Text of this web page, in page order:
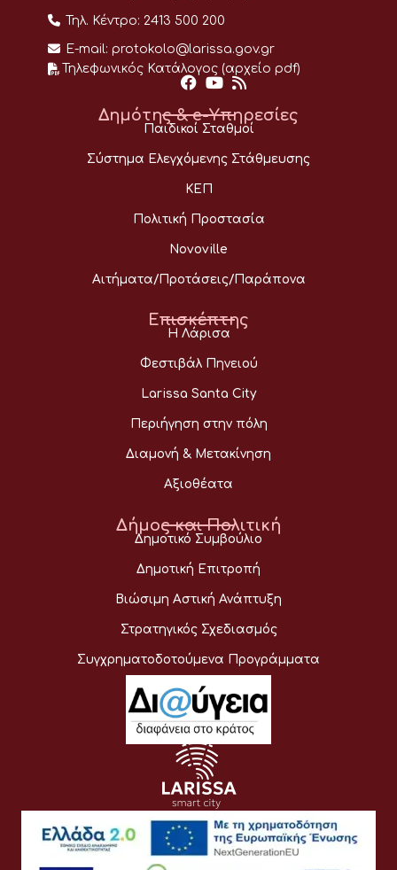
Τηλ. Κέντρο: 2413 500 200
E-mail: protokolo@larissa.gov.gr
Τηλεφωνικός Κατάλογος (αρχείο pdf)
Δημότης & e-Υπηρεσίες
Παιδικοί Σταθμοί
Σύστημα Ελεγχόμενης Στάθμευσης
ΚΕΠ
Πολιτική Προστασία
Novoville
Αιτήματα/Προτάσεις/Παράπονα
Επισκέπτης
Η Λάρισα
Φεστιβάλ Πηνειού
Larissa Santa City
Περιήγηση στην πόλη
Διαμονή & Μετακίνηση
Αξιοθέατα
Δήμος και Πολιτική
Δημοτικό Συμβούλιο
Δημοτική Επιτροπή
Βιώσιμη Αστική Ανάπτυξη
Στρατηγικός Σχεδιασμός
Συγχρηματοδοτούμενα Προγράμματα